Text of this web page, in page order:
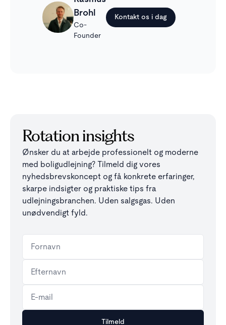
Brohl
Co-
Founder
Kontakt os i dag
Rotation insights
Ønsker du at arbejde professionelt og moderne
med boligudlejning? Tilmeld dig vores
nyhedsbrevskoncept og få konkrete erfaringer,
skarpe indsigter og praktiske tips fra
udlejningsbranchen. Uden salgsgas. Uden
unødvendigt fyld.